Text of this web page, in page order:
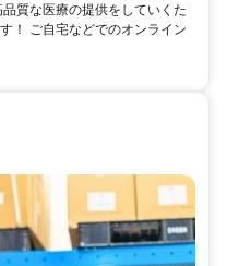
質な医療の提供をしていくた
！ ご自宅などでのオンライン